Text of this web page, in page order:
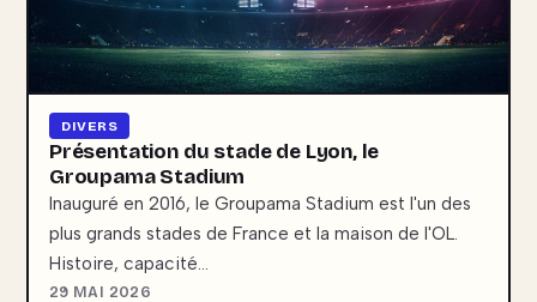
DIVERS
Présentation du stade de Lyon, le
Groupama Stadium
Inauguré en 2016, le Groupama Stadium est l'un des
plus grands stades de France et la maison de l'OL.
Histoire, capacité…
29 MAI 2026